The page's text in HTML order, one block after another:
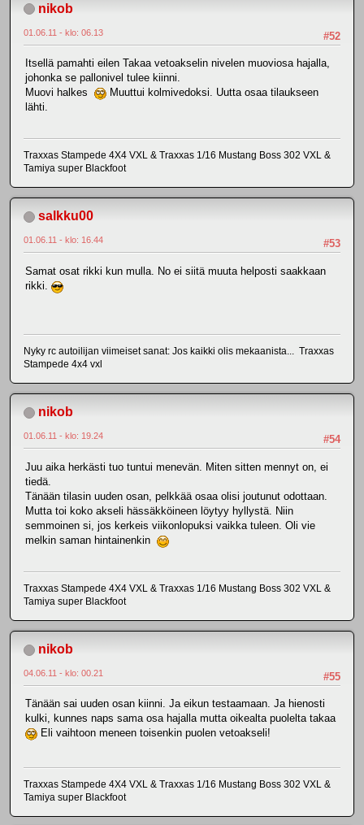
nikob
#52
01.06.11 - klo: 06.13
Itsellä pamahti eilen Takaa vetoakselin nivelen muoviosa hajalla,
johonka se pallonivel tulee kiinni.
Muovi halkes
Muuttui kolmivedoksi. Uutta osaa tilaukseen
lähti.
Traxxas Stampede 4X4 VXL & Traxxas 1/16 Mustang Boss 302 VXL &
Tamiya super Blackfoot
salkku00
#53
01.06.11 - klo: 16.44
Samat osat rikki kun mulla. No ei siitä muuta helposti saakkaan
rikki.
Nyky rc autoilijan viimeiset sanat: Jos kaikki olis mekaanista... Traxxas
Stampede 4x4 vxl
nikob
#54
01.06.11 - klo: 19.24
Juu aika herkästi tuo tuntui menevän. Miten sitten mennyt on, ei
tiedä.
Tänään tilasin uuden osan, pelkkää osaa olisi joutunut odottaan.
Mutta toi koko akseli hässäkköineen löytyy hyllystä. Niin
semmoinen si, jos kerkeis viikonlopuksi vaikka tuleen. Oli vie
melkin saman hintainenkin
Traxxas Stampede 4X4 VXL & Traxxas 1/16 Mustang Boss 302 VXL &
Tamiya super Blackfoot
nikob
#55
04.06.11 - klo: 00.21
Tänään sai uuden osan kiinni. Ja eikun testaamaan. Ja hienosti
kulki, kunnes naps sama osa hajalla mutta oikealta puolelta takaa
Eli vaihtoon meneen toisenkin puolen vetoakseli!
Traxxas Stampede 4X4 VXL & Traxxas 1/16 Mustang Boss 302 VXL &
Tamiya super Blackfoot